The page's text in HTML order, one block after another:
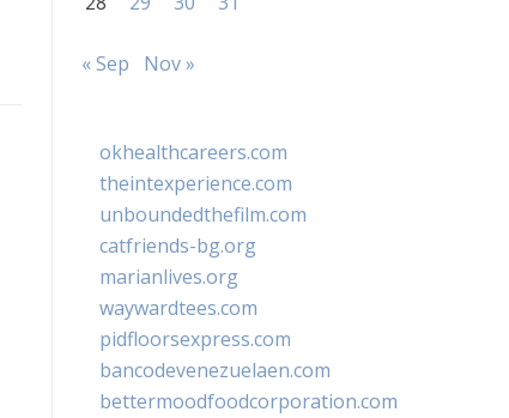
« Sep Nov »
okhealthcareers.com
theintexperience.com
unboundedthefilm.com
catfriends-bg.org
marianlives.org
waywardtees.com
pidfloorsexpress.com
bancodevenezuelaen.com
bettermoodfoodcorporation.com